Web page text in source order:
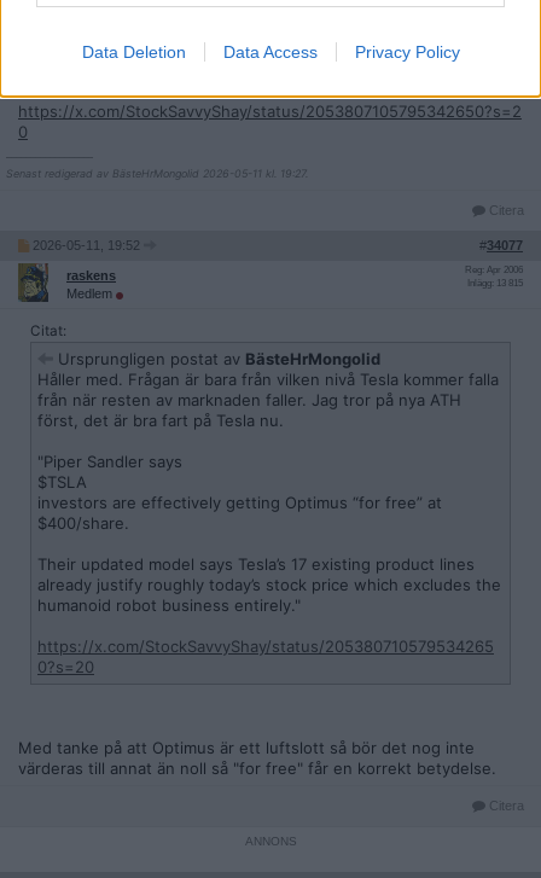
Data Deletion Data Access Privacy Policy
justify roughly today’s stock price which excludes the humanoid
https://x.com/StockSavvyShay/status/2053807105795342650?s=2
0
Senast redigerad av BästeHrMongolid 2026-05-11 kl. 19:27.
Citera
2026-05-11, 19:52 #34077
raskens
Medlem
Reg: Apr 2006
Inlägg: 13 815
Citat:
Ursprungligen postat av BästeHrMongolid
Håller med. Frågan är bara från vilken nivå Tesla kommer falla
från när resten av marknaden faller. Jag tror på nya ATH
först, det är bra fart på Tesla nu.
"Piper Sandler says
$TSLA
investors are effectively getting Optimus “for free” at
$400/share.
Their updated model says Tesla’s 17 existing product lines
already justify roughly today’s stock price which excludes the
humanoid robot business entirely."
https://x.com/StockSavvyShay/status/205380710579534265
0?s=20
Med tanke på att Optimus är ett luftslott så bör det nog inte
värderas till annat än noll så "for free" får en korrekt betydelse.
Citera